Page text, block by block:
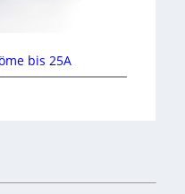
bis 25A